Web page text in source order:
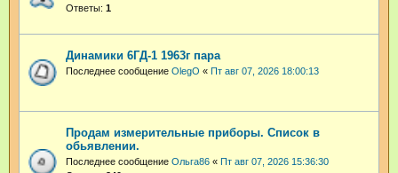
Ответы: 1
Динамики 6ГД-1 1963г пара
Последнее сообщение OlegO « Пт авг 07, 2026 18:00:13
Продам измерительные приборы. Список в
обьявлении.
Последнее сообщение Ольга86 « Пт авг 07, 2026 15:36:30